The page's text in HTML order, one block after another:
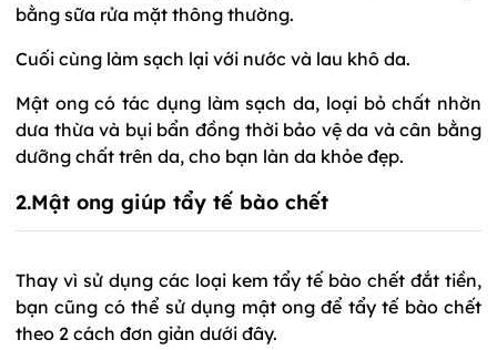
bằng sữa rửa mặt thông thường.
Cuối cùng làm sạch lại với nước và lau khô da.
Mật ong có tác dụng làm sạch da, loại bỏ chất nhờn
dưa thừa và bụi bẩn đồng thời bảo vệ da và cân bằng
dưỡng chất trên da, cho bạn làn da khỏe đẹp.
2.Mật ong giúp tẩy tế bào chết
Thay vì sử dụng các loại kem tẩy tế bào chết đắt tiền,
bạn cũng có thể sử dụng mật ong để tẩy tế bào chết
theo 2 cách đơn giản dưới đây.